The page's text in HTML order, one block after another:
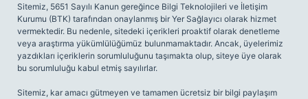
Sitemiz, 5651 Sayılı Kanun gereğince Bilgi Teknolojileri ve İletişim
Kurumu (BTK) tarafından onaylanmış bir Yer Sağlayıcı olarak hizmet
vermektedir. Bu nedenle, sitedeki içerikleri proaktif olarak denetleme
veya araştırma yükümlülüğümüz bulunmamaktadır. Ancak, üyelerimiz
yazdıkları içeriklerin sorumluluğunu taşımakta olup, siteye üye olarak
bu sorumluluğu kabul etmiş sayılırlar.
Sitemiz, kar amacı gütmeyen ve tamamen ücretsiz bir bilgi paylaşım